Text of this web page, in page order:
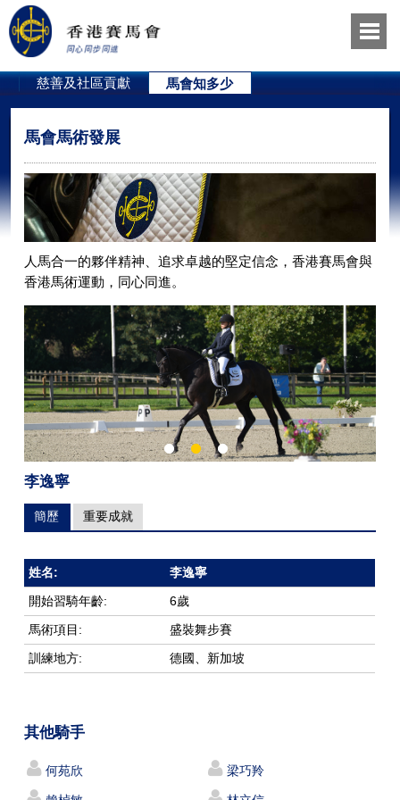
慈善及社區貢獻 馬會知多少
馬會馬術發展
人馬合一的夥伴精神、追求卓越的堅定信念，香港賽馬會與
香港馬術運動，同心同進。
李逸寧
簡歷 重要成就
姓名:
李逸寧
開始習騎年齡:
6歲
馬術項目:
盛裝舞步賽
訓練地方:
德國、新加坡
其他騎手
何苑欣 梁巧羚